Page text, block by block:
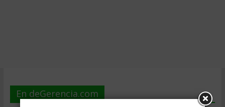
En deGerencia.com